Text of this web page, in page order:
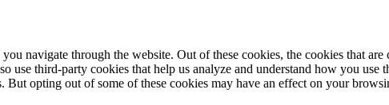
navigate through the website. Out of these cookies, the cookies that are
use third-party cookies that help us analyze and understand how you
But opting out of some of these cookies may have an effect on your